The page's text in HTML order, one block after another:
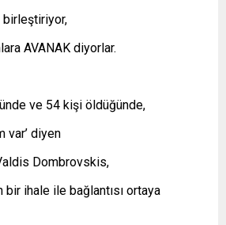
birleştiriyor,
AVANAK diyorlar.
ve 54 kişi öldüğünde,
var’ diyen
Dombrovskis,
bir ihale ile bağlantısı ortaya